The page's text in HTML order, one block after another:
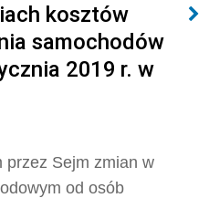
kosztów
samochodów
2019 r. w
przez Sejm zmian w
od osób